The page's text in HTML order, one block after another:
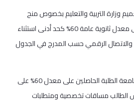
وزارة التربية والتعليم بخصوص منح
الطلبة المقدسيين الحاصلين على معدل ثانوية عامة 60% كحد أدنى استثناء
والاتصال الرقمي حسب المدرج في الجدول
تخصصات حرم أبوديس: تقبل الجامعة الطلبة الحاصلين على معدل 60% على
الطالب مساقات تخصصية ومتطلبات